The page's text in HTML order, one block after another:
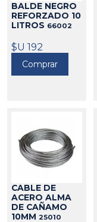
BALDE NEGRO
REFORZADO 10
LITROS 66002
$U 192
Comprar
CABLE DE
ACERO ALMA
DE CAÑAMO
10MM 25010